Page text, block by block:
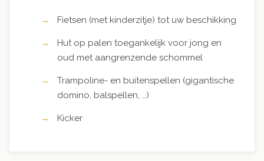
Fietsen (met kinderzitje) tot uw beschikking
Hut op palen toegankelijk voor jong en
oud met aangrenzende schommel
Trampoline- en buitenspellen (gigantische
domino, balspellen, …)
Kicker